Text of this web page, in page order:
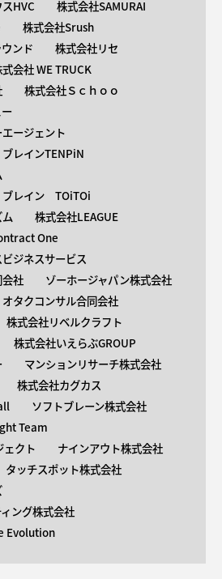
HVC
株式会社SAMURAI
株式会社Srush
ンド
株式会社リセ
会社 WE TRUCK
株式会社Ｓｃｈｏｏ
ージェント
レインTENPiN
ブレイン TOiTOi
株式会社LEAGUE
One
ジネスサービス
社
ゾーホージャパン株式会社
オタクコンサル合同会社
株式会社リベルクラフト
株式会社いえらぶGROUP
マンションリサーチ株式会社
株式会社カグカス
ソフトブレーン株式会社
Team
クト
ナインアウト株式会社
タッチスポット株式会社
ング株式会社
Evolution